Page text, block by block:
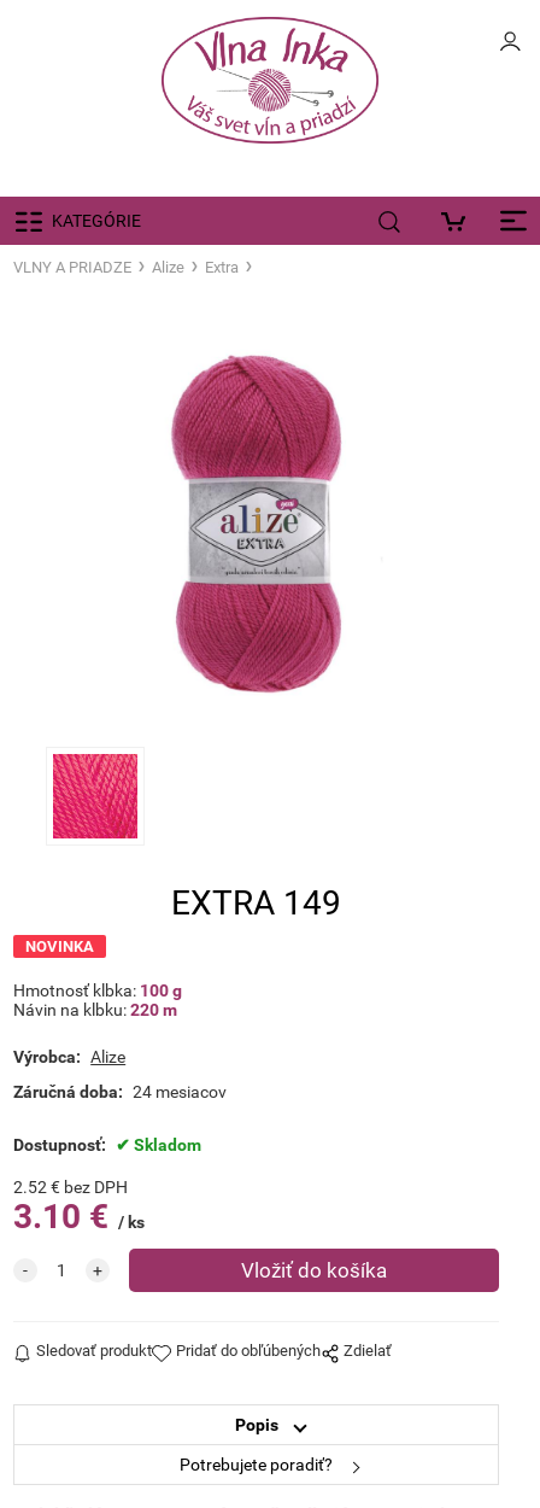
KATEGÓRIE
VLNY A PRIADZE Alize Extra
EXTRA 149
NOVINKA
Hmotnosť klbka: 100 g
Návin na klbku:220 m
Výrobca: Alize
Záručná doba: 24 mesiacov
Dostupnosť: Skladom
2.52 € bez DPH
3.10 € ks
Sledovať produkt Pridať do obľúbených Zdielať
Popis
Potrebujete poradiť?